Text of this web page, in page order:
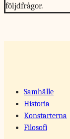
följdfrågor.
Samhälle
Historia
Konstarterna
Filosofi